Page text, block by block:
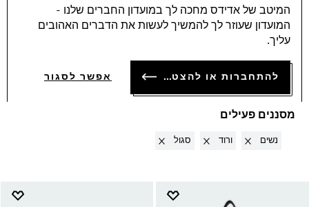
המיטב של אדידס מחכה לך במועדון החברים שלנו -
המועדון שעוזר לך להמשיך לעשות את הדברים האהובים
עליך.
להתחברות או להצטרפות אפשר לסגור
נשים · ורוד + סגול·
ACCESSORIES
(15)
סינון ומיון הגדלת התמונות
מסננים פעילים
נשים Remove filter Currently Refined by מגדר: נשים
ורוד Remove filter Currently Refined by צבעים: ורוד
סגול Remove filter Currently Refined by צבעים: סגול